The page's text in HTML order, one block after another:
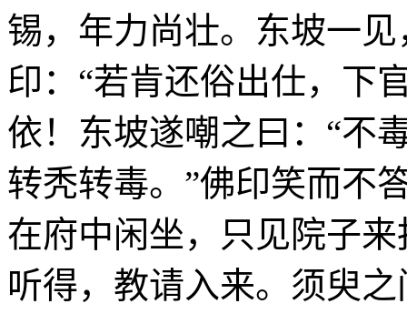
锡，年力尚壮。东坡一
印：“若肯还俗出仕，下
依！东坡遂嘲之曰：“不
转秃转毒。”佛印笑而不
在府中闲坐，只见院子
听得，教请入来。须臾